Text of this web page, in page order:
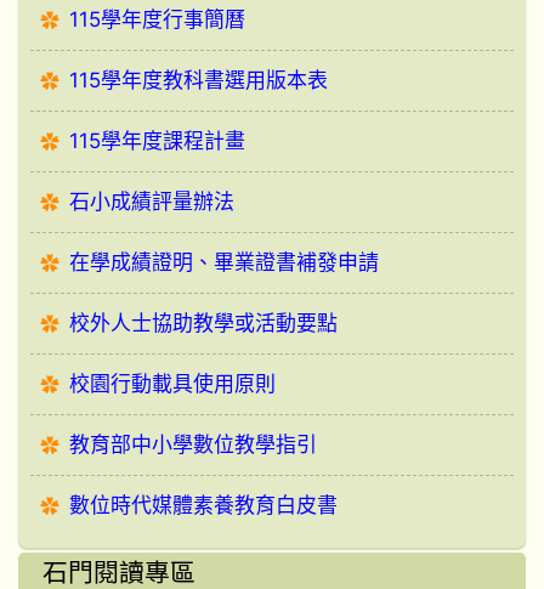
115學年度行事簡曆
115學年度教科書選用版本表
115學年度課程計畫
石小成績評量辦法
在學成績證明、畢業證書補發申請
校外人士協助教學或活動要點
校園行動載具使用原則
教育部中小學數位教學指引
數位時代媒體素養教育白皮書
石門閱讀專區